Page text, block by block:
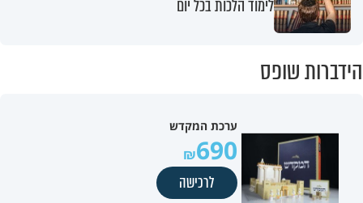
לימוד הלכות בכל יום
הידברות שופס
ערכת המקדש
690
לרכישה